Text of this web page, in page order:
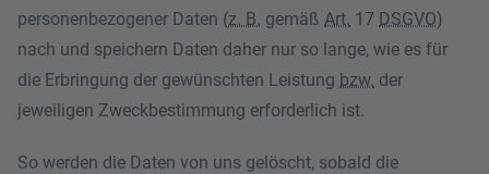
personenbezogener Daten (z. B. gemäß Art. 17 DSGVO)
nach und speichern Daten daher nur so lange, wie es für
die Erbringung der gewünschten Leistung bzw. der
jeweiligen Zweckbestimmung erforderlich ist.
So werden die Daten von uns gelöscht, sobald die